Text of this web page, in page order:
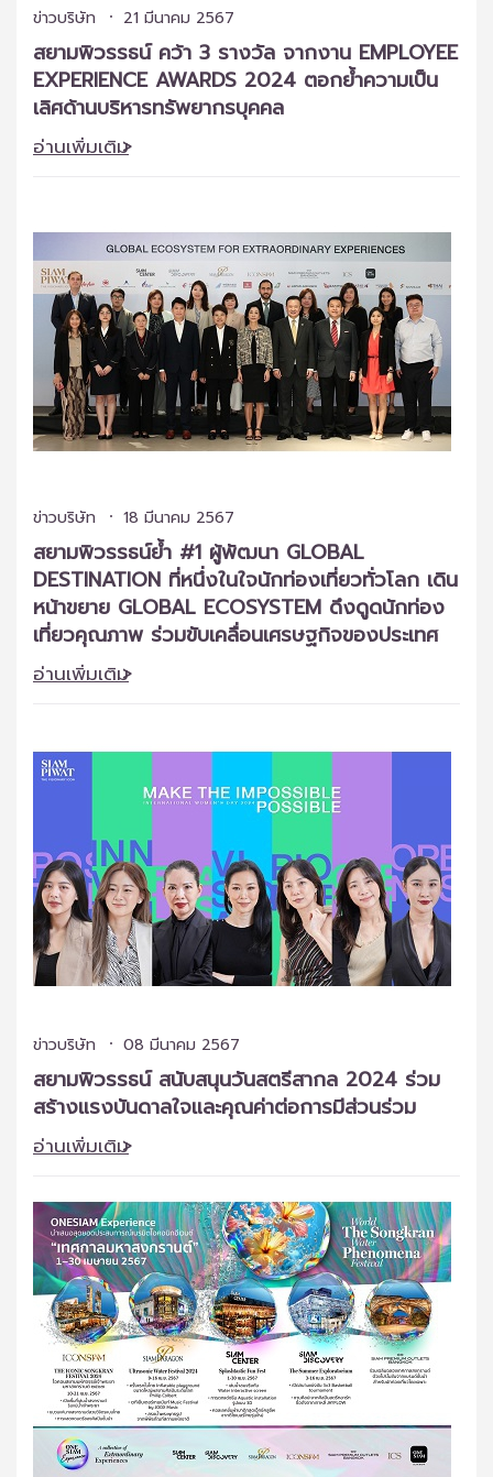
ข่าวบริษัท 21 มีนาคม 2567
สยามพิวรรธน์ คว้า 3 รางวัล จากงาน EMPLOYEE
EXPERIENCE AWARDS 2024 ตอกย้ำความเป็น
เลิศด้านบริหารทรัพยากรบุคคล
อ่านเพิ่มเติม
ข่าวบริษัท 18 มีนาคม 2567
สยามพิวรรธน์ย้ำ #1 ผู้พัฒนา GLOBAL
DESTINATION ที่หนึ่งในใจนักท่องเที่ยวทั่วโลก เดิน
หน้าขยาย GLOBAL ECOSYSTEM ดึงดูดนักท่อง
เที่ยวคุณภาพ ร่วมขับเคลื่อนเศรษฐกิจของประเทศ
อ่านเพิ่มเติม
ข่าวบริษัท 08 มีนาคม 2567
สยามพิวรรธน์ สนับสนุนวันสตรีสากล 2024 ร่วม
สร้างแรงบันดาลใจและคุณค่าต่อการมีส่วนร่วม
อ่านเพิ่มเติม